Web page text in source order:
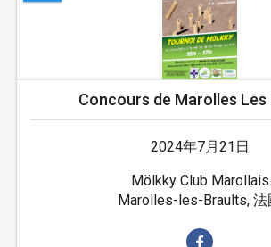
Concours de Marolles Les
2024年7月21日
Mölkky Club Marollais
Marolles-les-Braults, 法